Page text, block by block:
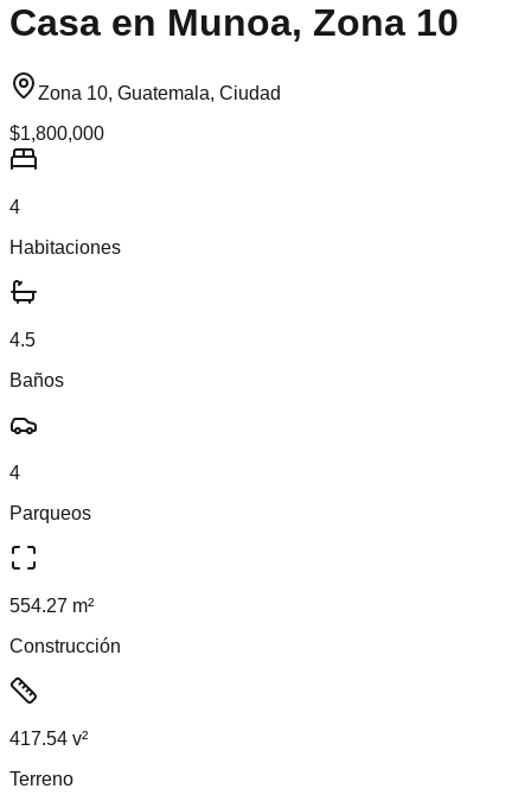
Casa en Munoa, Zona 10
Zona 10, Guatemala, Ciudad
$1,800,000
4
Habitaciones
4.5
Baños
4
Parqueos
554.27 m²
Construcción
417.54 v²
Terreno